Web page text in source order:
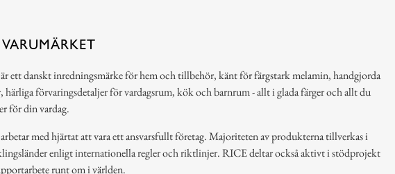
ett danskt inredningsmärke för hem och tillbehör, känt för färgstark melamin, handgjorda
härliga förvaringsdetaljer för vardagsrum, kök och barnrum - allt i glada färger och allt du
för din vardag.
med hjärtat att vara ett ansvarsfullt företag. Majoriteten av produkterna tillverkas i
enligt internationella regler och riktlinjer. RICE deltar också aktivt i stödprojekt
runt om i världen.